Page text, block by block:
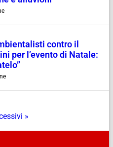
contro il
per l’evento di Natale:
»